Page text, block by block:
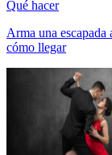
Qué hacer
Arma una escapada
cómo llegar